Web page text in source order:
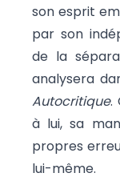
son esprit
par son
de la
analysera
Autocritique.
à lui, sa
propres
lui-même.